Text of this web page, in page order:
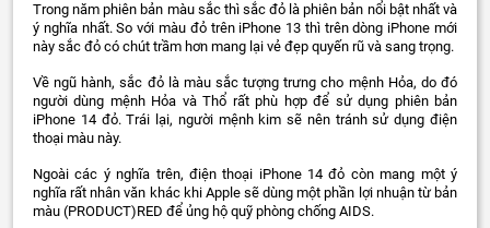
Trong năm phiên bản màu sắc thì sắc đỏ là phiên bản nổi bật nhất và
ý nghĩa nhất. So với màu đỏ trên iPhone 13 thì trên dòng iPhone mới
này sắc đỏ có chút trầm hơn mang lại vẻ đẹp quyến rũ và sang trọng.
Về ngũ hành, sắc đỏ là màu sắc tượng trưng cho mệnh Hỏa, do đó
người dùng mệnh Hỏa và Thổ rất phù hợp để sử dụng phiên bản
iPhone 14 đỏ. Trái lại, người mệnh kim sẽ nên tránh sử dụng điện
thoại màu này.
Ngoài các ý nghĩa trên, điện thoại iPhone 14 đỏ còn mang một ý
nghĩa rất nhân văn khác khi Apple sẽ dùng một phần lợi nhuận từ bản
màu (PRODUCT)RED để ủng hộ quỹ phòng chống AIDS.